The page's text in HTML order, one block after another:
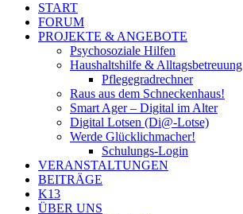
START
FORUM
PROJEKTE & ANGEBOTE
Psychosoziale Hilfen
Haushaltshilfe & Alltagsbetreuung
Pflegegradrechner
Raus aus dem Schneckenhaus!
Smart Ager – Digital im Alter
Digital Lotsen (Di@-Lotse)
Werde Glücklichmacher!
Schulungs-Login
VERANSTALTUNGEN
BEITRÄGE
K13
ÜBER UNS